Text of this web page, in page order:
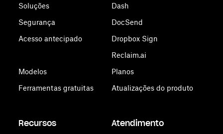
Soluções
Segurança
Acesso antecipado
Modelos
Ferramentas gratuitas
Dash
DocSend
Dropbox Sign
Reclaim.ai
Planos
Atualizações do produto
Recursos Atendimento